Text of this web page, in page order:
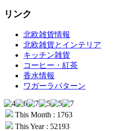
リンク
北欧雑貨情報
北欧雑貨とインテリア
キッチン雑貨
コーヒー・紅茶
香水情報
ワガーラパターン
This Month : 1763
This Year : 52193